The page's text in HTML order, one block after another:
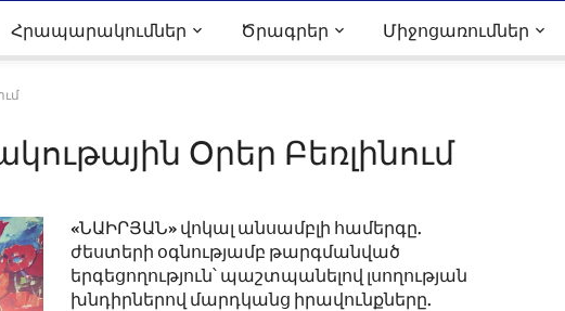
Հրապարակումներ Ծրագրեր Միջոցառումներ
Օրեր Բեռլինում
«ՆԱԻՐՅԱՆ» վոկալ անսամբլի համերգը.
ժեստերի օգնությամբ թարգմանված
երգեցողություն՝ պաշտպանելով լսողության
խնդիրներով մարդկանց իրավունքները.